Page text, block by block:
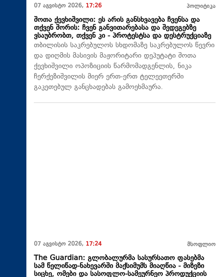
07 აგვისტო 2026, 17:26 პოლიტიკა
შოთა ქევხიშვილი: ეს არის განსხვავება ჩვენსა და
თქვენ შორის: ჩვენ განვითარებასა და შედეგებზე
ვსაუბრობთ, თქვენ კი - პროტესტსა და დესტრუქციაზე
თბილისის საკრებულოს სხდომაზე საკრებულოს წევრი
და დიღმის მასივის მაჟორიტარი დეპუტატი შოთა
ქევხიშვილი ოპოზიციის წარმომადგენლის, ნიკა
ჩერქეზიშვილის მიერ ერთ-ერთ ტელეეთერში
გაკეთებულ განცხადებას გამოეხმაურა.
07 აგვისტო 2026, 17:24 მსოფლიო
The Guardian: გლობალურმა სასურსათო ფასებმა
სამ წელიწად-ნახევარში მაქსიმუმს მიაღწია - მიზეზი
სიცხე, ომები და სასოფლო-სამეურნეო პროდუქციის